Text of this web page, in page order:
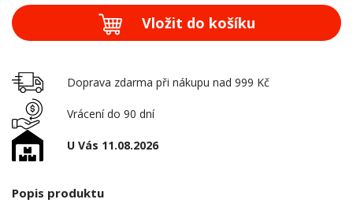
Vložit do košíku
Doprava zdarma při nákupu nad 999 Kč
Vrácení do 90 dní
U Vás 11.08.2026
Popis produktu